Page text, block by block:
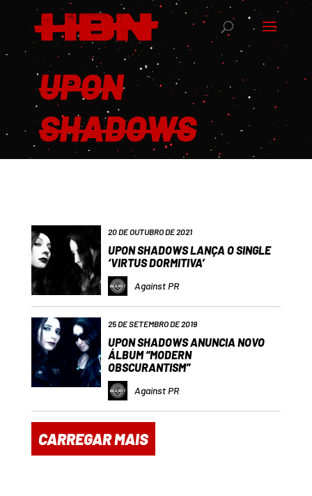
UPON
SHADOWS
20 DE OUTUBRO DE 2021
UPON SHADOWS LANÇA O SINGLE
‘VIRTUS DORMITIVA’
Against PR
25 DE SETEMBRO DE 2019
UPON SHADOWS ANUNCIA NOVO
ÁLBUM “MODERN
OBSCURANTISM”
Against PR
CARREGAR MAIS